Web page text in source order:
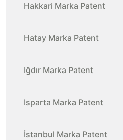
Hakkari Marka Patent
Hatay Marka Patent
Iğdır Marka Patent
Isparta Marka Patent
İstanbul Marka Patent